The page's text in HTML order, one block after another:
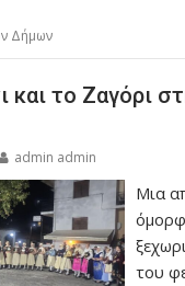
Δήμων
το Ζαγόρι
admin admin
Μια
του